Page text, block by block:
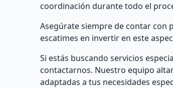
coordinación durante todo el
Asegúrate siempre de contar con
escatimes en invertir en este
Si estás buscando servicios
contactarnos. Nuestro equipo
adaptadas a tus necesidades